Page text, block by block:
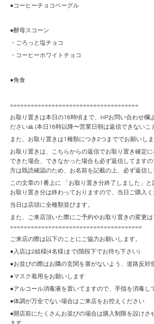
●コーヒーチョコベーグル
●酵母スコーン
・ごろっと塩チョコ
・コーヒーホワイトチョコ
●角食
=====================================
お取り置きは本日の18時頃まで、HPお問い合わせ欄
ださい🙏 (本日18時以降〜営業日朝は返信できないこ
また、お取り置きは1種類につき2つまででお願いし
お取り置きは、こちらからの返信でお取り置き確定
できた場合、できなかった場合も必ず返信してます
方は既読確認のため、お名前を記載の上、必ず返信し
この文章の1番上に 「お取り置き分終了しました」と
お取り置き分は終わっておりますので、当日ご購入く
当日は店頭に全種類並びます。
また、ご来店頂いた際にご予約やお取り置きの変更は
======================================
ご来店の際は以下のことにご協力お願いします。
●入店は2組様(4名様)まで(階段下でお待ち下さい)
●お並びの際はお隣の玄関を塞がないよう、道路反対
●マスク着用をお願いします
●アルコール消毒液を置いてますので、手指を消毒し
●体調が万全でない場合はご来店をお控えください
●開店前にたくさんお並びの場合は購入制限を設けさ